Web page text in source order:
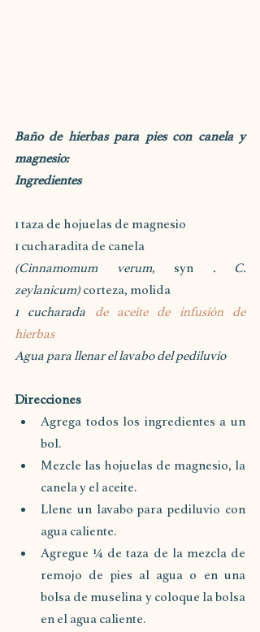
Baño de hierbas para pies con canela y
magnesio:
Ingredientes
1 taza de hojuelas de magnesio
1 cucharadita de canela
(Cinnamomum verum, syn . C.
zeylanicum) corteza, molida
1 cucharada de aceite de infusión de
hierbas
Agua para llenar el lavabo del pediluvio
Direcciones
Agrega todos los ingredientes a un
bol.
Mezcle las hojuelas de magnesio, la
canela y el aceite.
Llene un lavabo para pediluvio con
agua caliente.
Agregue ¼ de taza de la mezcla de
remojo de pies al agua o en una
bolsa de muselina y coloque la bolsa
en el agua caliente.